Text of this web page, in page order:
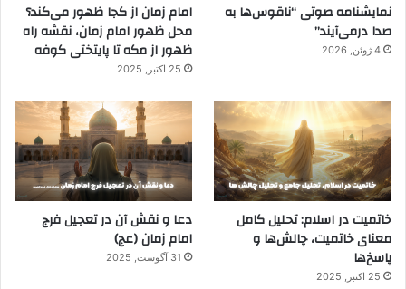
نمایشنامه صوتی “ناقوس‌ها به
صدا در‌می‌آیند”
4 ژوئن, 2026
امام زمان از کجا ظهور می‌کند؟
محل ظهور امام زمان، نقشه راه
ظهور از مکه تا پایتختی کوفه
25 اکتبر, 2025
خاتمیت در اسلام: تحلیل کامل
معنای خاتمیت، چالش‌ها و
پاسخ‌ها
25 اکتبر, 2025
دعا و نقش آن در تعجیل فرج
امام زمان (عج)
31 آگوست, 2025